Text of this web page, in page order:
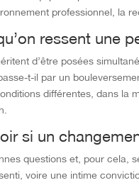
professionnel, la
ressent une
d’être posées
t-il par un
différentes, dans la
si un
questions et, pour cela,
voire une intime